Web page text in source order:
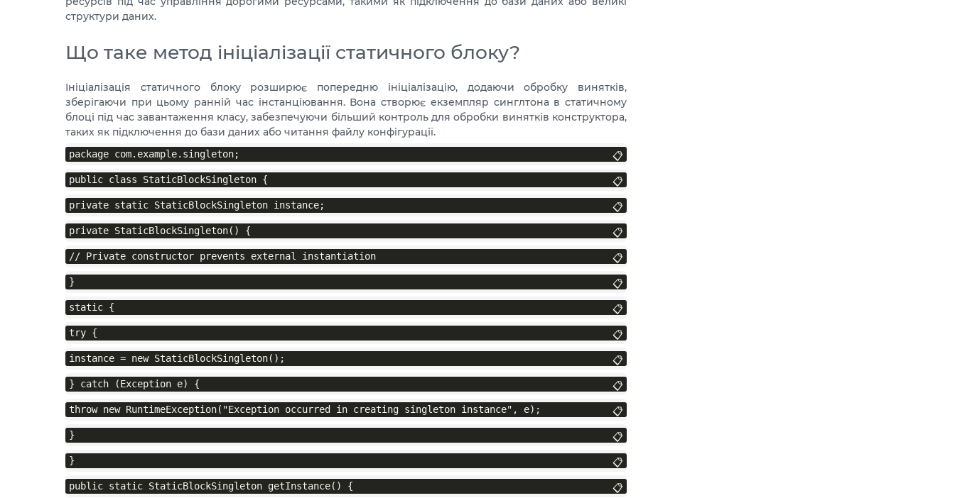
структури даних.
Що таке метод ініціалізації статичного блоку?
Ініціалізація статичного блоку розширює попередню ініціалізацію, додаючи обробку винятків,
зберігаючи при цьому ранній час інстанціювання. Вона створює екземпляр синглтона в статичному
блоці під час завантаження класу, забезпечуючи більший контроль для обробки винятків конструктора,
таких як підключення до бази даних або читання файлу конфігурації.
package com.example.singleton; 📋
public class StaticBlockSingleton { 📋
private static StaticBlockSingleton instance; 📋
private StaticBlockSingleton() { 📋
// Private constructor prevents external instantiation 📋
} 📋
static { 📋
try { 📋
instance = new StaticBlockSingleton(); 📋
} catch (Exception e) { 📋
throw new RuntimeException("Exception occurred in creating singleton instance", e); 📋
} 📋
} 📋
public static StaticBlockSingleton getInstance() { 📋